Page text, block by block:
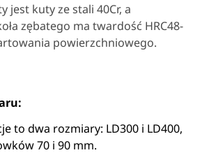
jest kuty ze stali 40Cr, a
zębatego ma twardość HRC48-
powierzchniowego.
to dwa rozmiary: LD300 i LD400,
70 i 90 mm.